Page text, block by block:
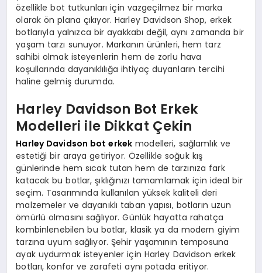
özellikle bot tutkunları için vazgeçilmez bir marka
olarak ön plana çıkıyor. Harley Davidson Shop, erkek
botlarıyla yalnızca bir ayakkabı değil, aynı zamanda bir
yaşam tarzı sunuyor. Markanın ürünleri, hem tarz
sahibi olmak isteyenlerin hem de zorlu hava
koşullarında dayanıklılığa ihtiyaç duyanların tercihi
haline gelmiş durumda.
Harley Davidson Bot Erkek
Modelleri ile Dikkat Çekin
Harley Davidson bot erkek modelleri, sağlamlık ve
estetiği bir araya getiriyor. Özellikle soğuk kış
günlerinde hem sıcak tutan hem de tarzınıza fark
katacak bu botlar, şıklığınızı tamamlamak için ideal bir
seçim. Tasarımında kullanılan yüksek kaliteli deri
malzemeler ve dayanıklı taban yapısı, botların uzun
ömürlü olmasını sağlıyor. Günlük hayatta rahatça
kombinlenebilen bu botlar, klasik ya da modern giyim
tarzına uyum sağlıyor. Şehir yaşamının temposuna
ayak uydurmak isteyenler için Harley Davidson erkek
botları, konfor ve zarafeti aynı potada eritiyor.